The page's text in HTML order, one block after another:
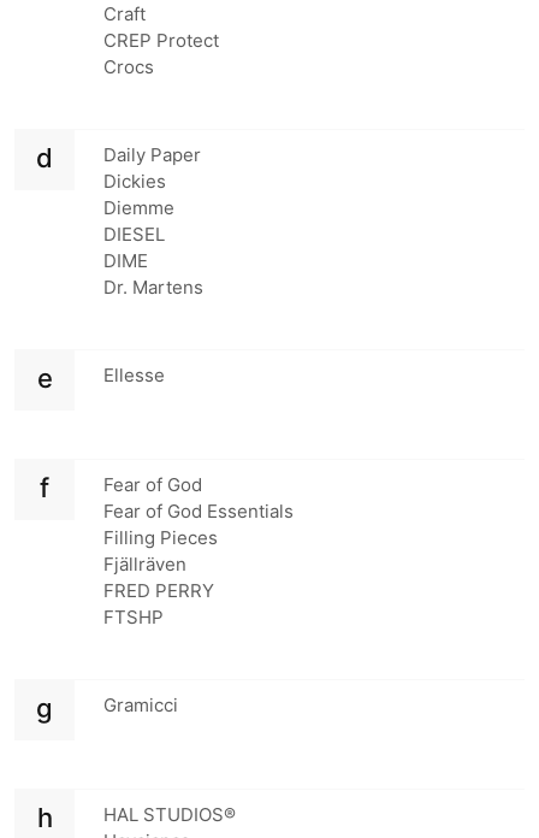
Craft
CREP Protect
Crocs
d
Daily Paper
Dickies
Diemme
DIESEL
DIME
Dr. Martens
e Ellesse
f
Fear of God
Fear of God Essentials
Filling Pieces
Fjällräven
FRED PERRY
FTSHP
g Gramicci
h
HAL STUDIOS®